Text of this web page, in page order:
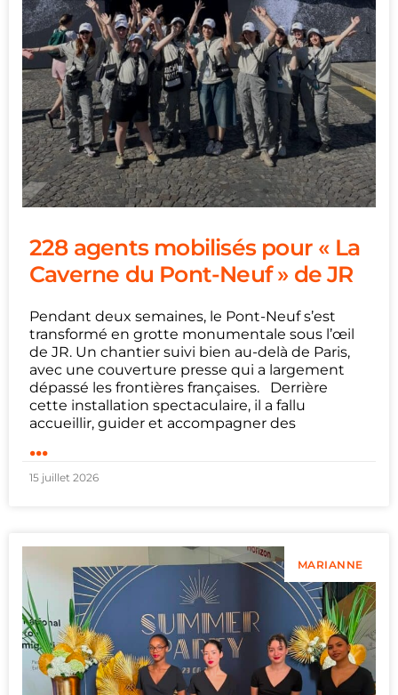
228 agents mobilisés pour « La
Caverne du Pont-Neuf » de JR
Pendant deux semaines, le Pont-Neuf s’est
transformé en grotte monumentale sous l’œil
de JR. Un chantier suivi bien au-delà de Paris,
avec une couverture presse qui a largement
dépassé les frontières françaises. Derrière
cette installation spectaculaire, il a fallu
accueillir, guider et accompagner des
...
15 juillet 2026
MARIANNE